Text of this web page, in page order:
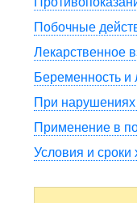
Побочные
Лекарственное
Беременность и
При
Применение в
Условия и сроки